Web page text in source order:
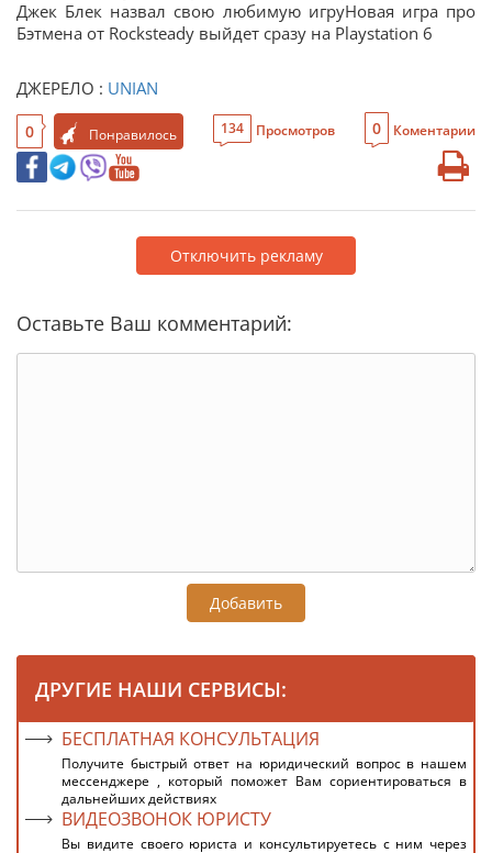
Джек Блек назвал свою любимую игруНовая игра про
Бэтмена от Rocksteady выйдет сразу на Playstation 6
ДЖЕРЕЛО : UNIAN
0 Понравилось 134 Просмотров 0 Коментарии
Отключить рекламу
Оставьте Ваш комментарий:
Добавить
ДРУГИЕ НАШИ СЕРВИСЫ:
БЕСПЛАТНАЯ КОНСУЛЬТАЦИЯ
Получите быстрый ответ на юридический вопрос в нашем
мессенджере , который поможет Вам сориентироваться в
дальнейших действиях
ВИДЕОЗВОНОК ЮРИСТУ
Вы видите своего юриста и консультируетесь с ним через